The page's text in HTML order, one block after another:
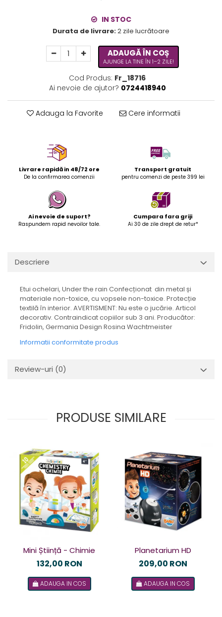
IN STOC
Durata de livrare:2 zile lucrătoare
ADAUGĂ ÎN COȘ
AJUNGE LA TINE ÎN 1–2 ZILE!
Cod Produs: Fr_18716
Ai nevoie de ajutor? 0724418940
Adauga la Favorite Cere informatii
Livrare rapidă in 48/72 ore
De la confirmarea comenzii
Transport gratuit
pentru comenzi de peste 399 lei
Ai nevoie de suport?
Raspundem rapid nevoilor tale.
Cumpara fara griji
Ai 30 de zile drept de retur*
Descriere
Etui ochelari, Under the rain Confecționat din metal și
materiale non-toxice, cu vopsele non-toxice. Protecție
textilă în interior. AVERTISMENT: Nu este o jucărie. Articol
decorativ. Contraindicat copiilor sub 3 ani. Producător:
Fridolin, Germania Design Rosina Wachtmeister
Informatii conformitate produs
Review-uri (0)
PRODUSE SIMILARE
Mini Știință - Chimie
132,00 RON
ADAUGA IN COS
Planetarium HD
209,00 RON
ADAUGA IN COS